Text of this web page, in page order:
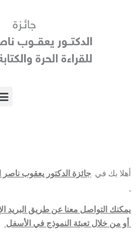
أهلا بك في جائزة الدكتور يعقوب ناصر
يمكنك التواصل معنا عن طريق البريد
أو من خلال تعبئة النموذج في الأسفل